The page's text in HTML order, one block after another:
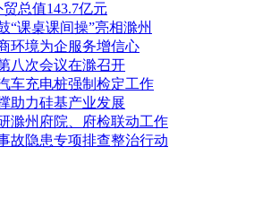
总值143.7亿元
“课桌课间操”亮相滁州
环境为企服务增信心
八次会议在滁召开
车充电桩强制检定工作
助力硅基产业发展
滁州府院、府检联动工作
故隐患专项排查整治行动